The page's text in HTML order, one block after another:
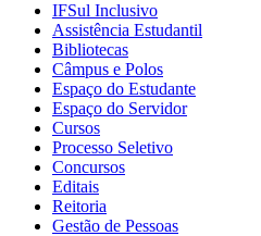
IFSul Inclusivo
Assistência Estudantil
Bibliotecas
Câmpus e Polos
Espaço do Estudante
Espaço do Servidor
Cursos
Processo Seletivo
Concursos
Editais
Reitoria
Gestão de Pessoas